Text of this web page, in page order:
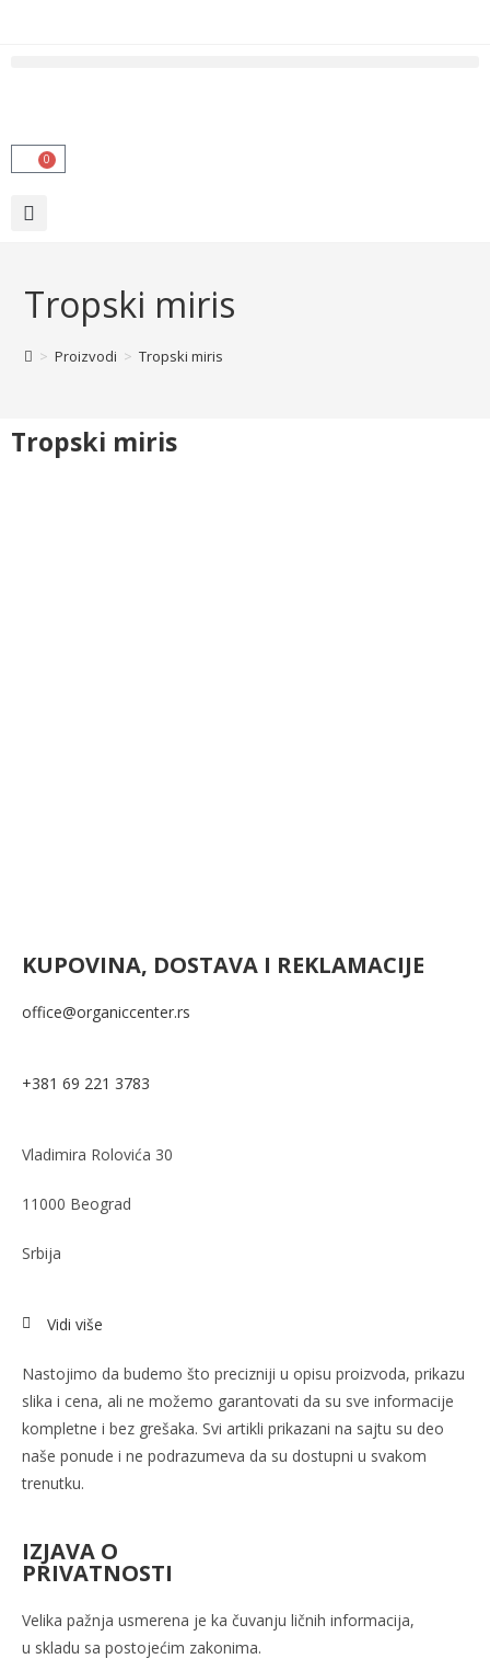
0
Tropski miris
> Proizvodi > Tropski miris
Tropski miris
KUPOVINA, DOSTAVA I REKLAMACIJE
office@organiccenter.rs
+381 69 221 3783
Vladimira Rolovića 30
11000 Beograd
Srbija
Vidi više
Nastojimo da budemo što precizniji u opisu proizvoda, prikazu
slika i cena, ali ne možemo garantovati da su sve informacije
kompletne i bez grešaka. Svi artikli prikazani na sajtu su deo
naše ponude i ne podrazumeva da su dostupni u svakom
trenutku.
IZJAVA O
PRIVATNOSTI
Velika pažnja usmerena je ka čuvanju ličnih informacija,
u skladu sa postojećim zakonima.